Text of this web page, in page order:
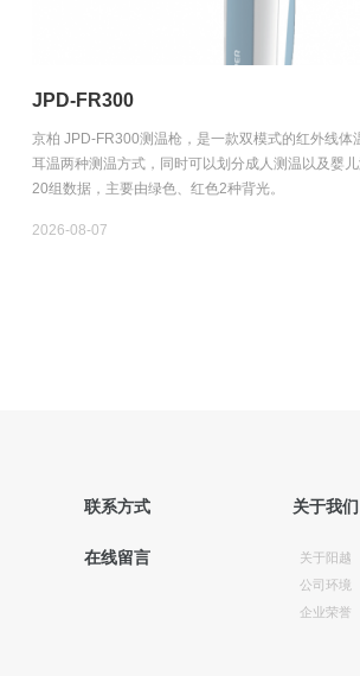
JPD-FR300
京柏 JPD-FR300测温枪，是一款双模式的红外线体
耳温两种测温方式，同时可以划分成人测温以及婴
20组数据，主要由绿色、红色2种背光。
2026-08-07
联系方式
在线留言
关于我们
关于阳越
公司环境
企业荣誉